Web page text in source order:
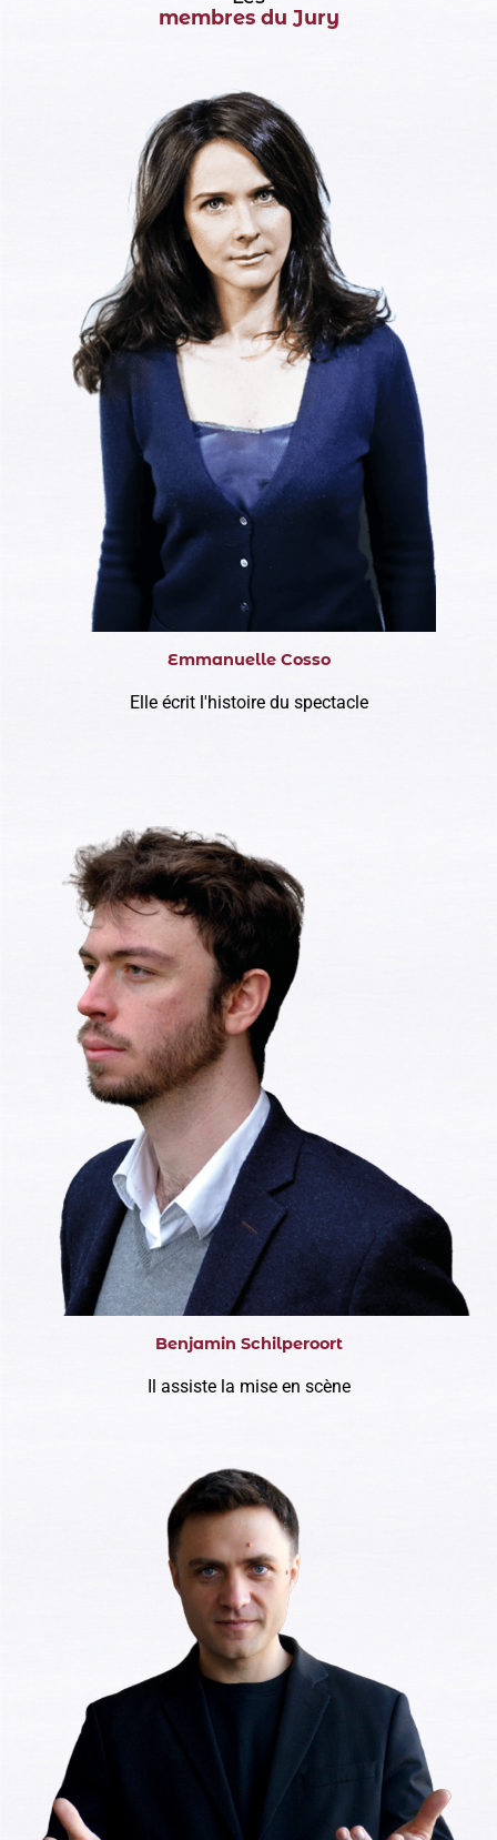
membres du Jury
Emmanuelle Cosso
Elle écrit l'histoire du spectacle
Benjamin Schilperoort
Il assiste la mise en scène